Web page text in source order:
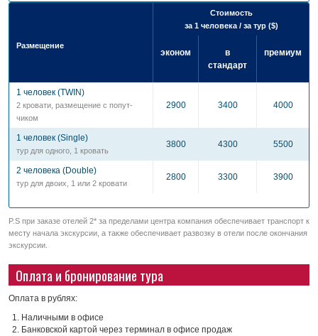
Стоимость
за 1 человека / за тур ($)
Размещение
эконом
в
стандарт
премиум
1 человек (TWIN)
2 кровати, разме­щение с попут­
чиком
2900 3400 4000
1 человек (Single)
тур для одного, 1 кровать
3800 4300 5500
2 человека (Double)
тур для двоих, 1 или 2 кровати
2800 3300 3900
P.S при заказе отелей 2* за пределами центра компания обеспечивает транспорт к
месту начала экскурсии, а также обеспечивает развозку в отели после окончания
экскурсии.
Оплата и бронирование тура
Оплата в рублях:
Наличными в офисе
Банковской картой через терминал в офисе продаж